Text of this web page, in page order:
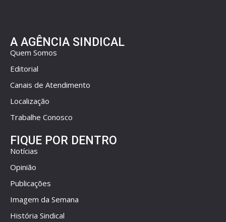
A AGÊNCIA SINDICAL
Quem Somos
Editorial
Canais de Atendimento
Localização
Trabalhe Conosco
FIQUE POR DENTRO
Notícias
Opinião
Publicações
Imagem da Semana
História Sindical